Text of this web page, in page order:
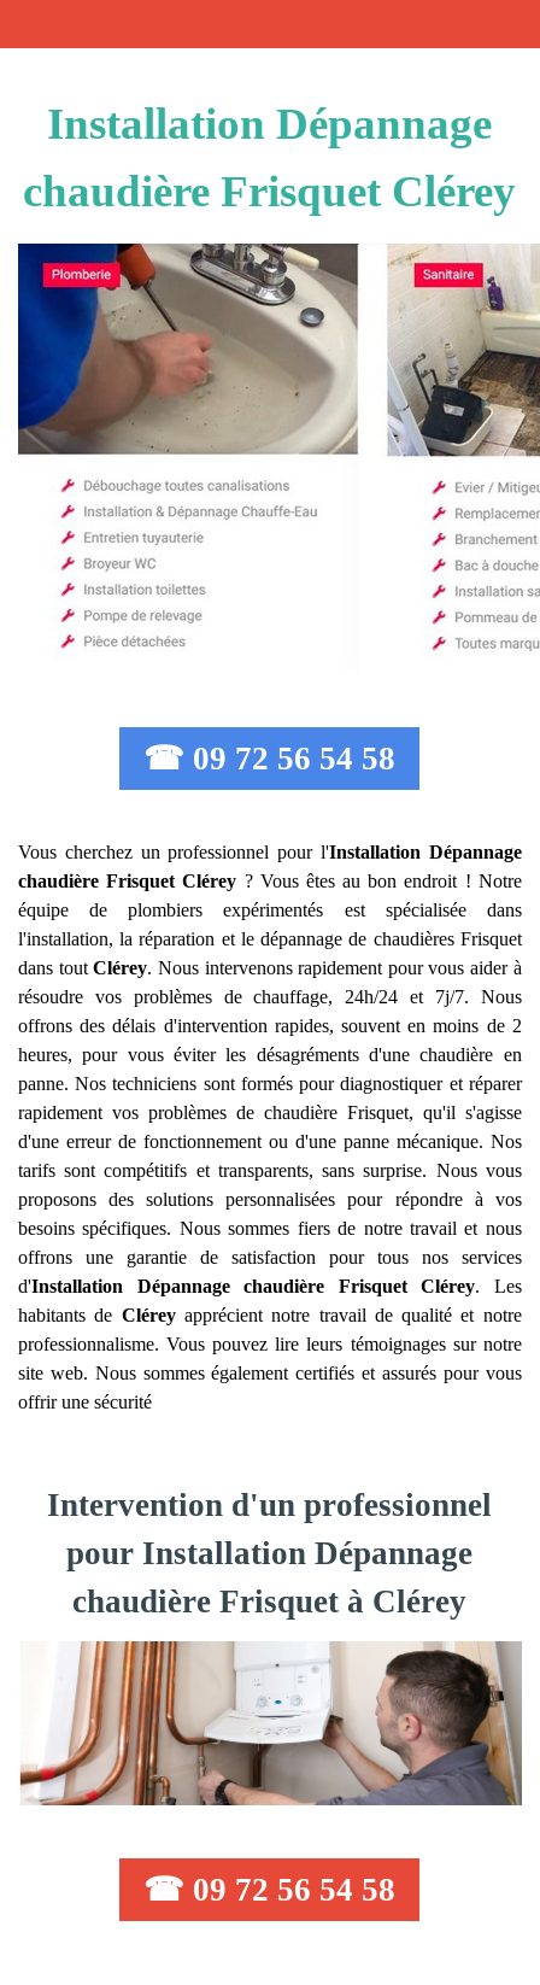
Installation Dépannage
chaudière Frisquet Clérey
☎ 09 72 56 54 58
Vous cherchez un professionnel pour l'Installation Dépannage
chaudière Frisquet Clérey ? Vous êtes au bon endroit ! Notre
équipe de plombiers expérimentés est spécialisée dans
l'installation, la réparation et le dépannage de chaudières Frisquet
dans toutClérey. Nous intervenons rapidement pour vous aider à
résoudre vos problèmes de chauffage, 24h/24 et 7j/7. Nous
offrons des délais d'intervention rapides, souvent en moins de 2
heures, pour vous éviter les désagréments d'une chaudière en
panne. Nos techniciens sont formés pour diagnostiquer et réparer
rapidement vos problèmes de chaudière Frisquet, qu'il s'agisse
d'une erreur de fonctionnement ou d'une panne mécanique. Nos
tarifs sont compétitifs et transparents, sans surprise. Nous vous
proposons des solutions personnalisées pour répondre à vos
besoins spécifiques. Nous sommes fiers de notre travail et nous
offrons une garantie de satisfaction pour tous nos services
d'Installation Dépannage chaudière Frisquet Clérey. Les
habitants de Cléreyapprécient notre travail de qualité et notre
professionnalisme. Vous pouvez lire leurs témoignages sur notre
site web. Nous sommes également certifiés et assurés pour vous
offrir une sécurité
Intervention d'un professionnel
pour Installation Dépannage
chaudière Frisquet à Clérey
☎ 09 72 56 54 58